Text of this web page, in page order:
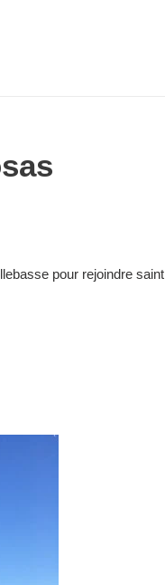
pour rejoindre saint